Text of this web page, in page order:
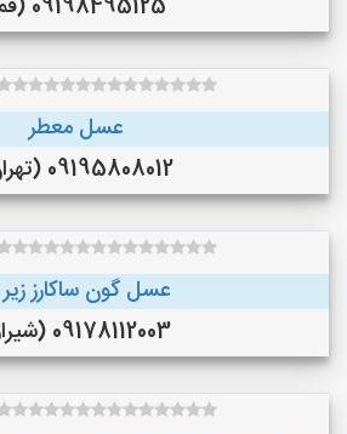
09198495125 (قم)
عسل معطر
09195808012 (تهران)
عسل گون ساکارز زیر 5
09178112003 (شیراز )